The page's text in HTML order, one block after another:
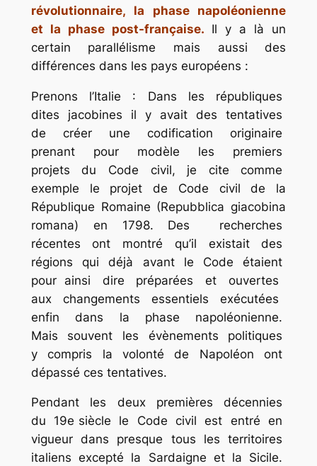
révolutionnaire, la phase napoléonienne
et la phase post-française. Il y a là un
certain parallélisme mais aussi des
différences dans les pays européens :
Prenons l’Italie : Dans les républiques
dites jacobines il y avait des tentatives
de créer une codification originaire
prenant pour modèle les premiers
projets du Code civil, je cite comme
exemple le projet de Code civil de la
République Romaine (Repubblica giacobina
romana) en 1798. Des recherches
récentes ont montré qu’il existait des
régions qui déjà avant le Code étaient
pour ainsi dire préparées et ouvertes
aux changements essentiels exécutées
enfin dans la phase napoléonienne.
Mais souvent les évènements politiques
y compris la volonté de Napoléon ont
dépassé ces tentatives.
Pendant les deux premières décennies
du 19e siècle le Code civil est entré en
vigueur dans presque tous les territoires
italiens excepté la Sardaigne et la Sicile.